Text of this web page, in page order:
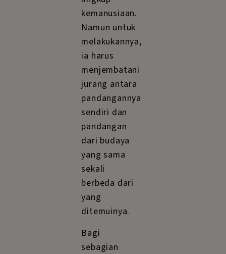
kemanusiaan.
Namun untuk
melakukannya,
ia harus
menjembatani
jurang antara
pandangannya
sendiri dan
pandangan
dari budaya
yang sama
sekali
berbeda dari
yang
ditemuinya.
Bagi
sebagian